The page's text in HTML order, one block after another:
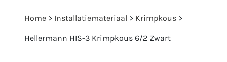
Home > Installatiemateriaal > Krimpkous >
Hellermann HIS-3 Krimpkous 6/2 Zwart